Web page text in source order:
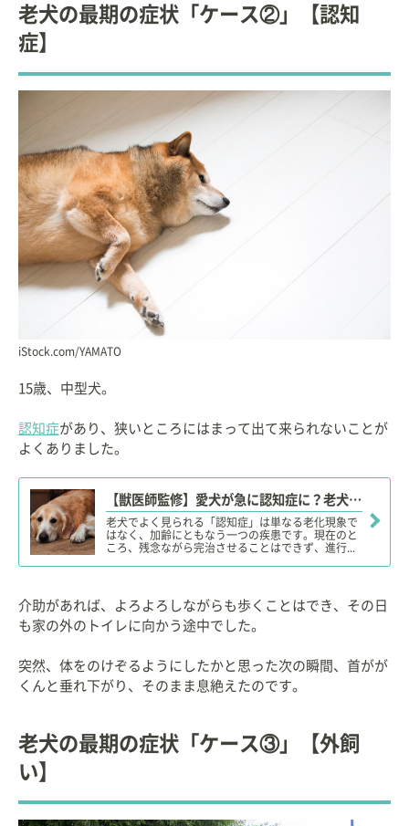
老犬の最期の症状「ケース②」【認知
症】
iStock.com/YAMATO
15歳、中型犬。
認知症があり、狭いところにはまって出て来られないことが
よくありました。
【獣医師監修】愛犬が急に認知症に？老犬の「認知症」原因や症状、対策、治療、予防方法は？
老犬でよく見られる「認知症」は単なる老化現象で
はなく、加齢にともなう一つの疾患です。現在のと
ころ、残念ながら完治させることはできず、進行...
介助があれば、よろよろしながらも歩くことはでき、その日
も家の外のトイレに向かう途中でした。
突然、体をのけぞるようにしたかと思った次の瞬間、首がが
くんと垂れ下がり、そのまま息絶えたのです。
老犬の最期の症状「ケース③」【外飼
い】